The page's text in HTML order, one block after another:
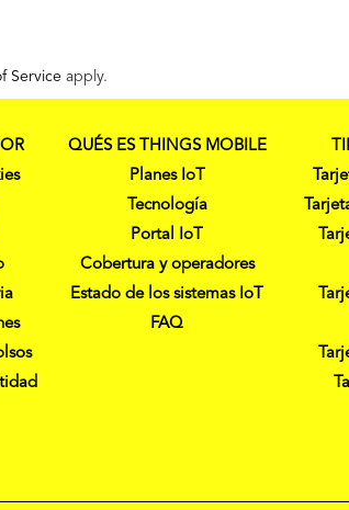
Service apply.
QUÉS ES THINGS MOBILE
Planes IoT
Tecnología
Portal IoT
Cobertura y operadores
Estado de los sistemas IoT
FAQ